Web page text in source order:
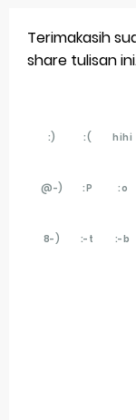
Terimakasih
share tulisan
:) :( hihi
@-) :P :o
8-) :-t :-b